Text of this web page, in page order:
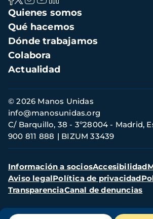
Navegación
principal
Quienes somos
Qué hacemos
Dónde trabajamos
Colabora
Actualidad
Información
de
contacto
© 2026 Manos Unidas
C/ Barquillo, 38 - 3º28004 - Madrid,
900 811 888
BIZUM 33439
info@manosunidas.org
Menú
secundario
Información a sociosAccesibilidad
Aviso legalPolítica de privacidad
TransparenciaCanal de denuncias